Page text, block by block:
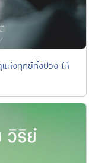
ห่งทุกข์ทั้งปวง ให้